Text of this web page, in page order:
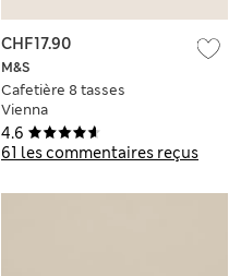
4.6
61 les commentaires reçus
M&S
Cafetière 8 tasses
Vienna
CHF17.90